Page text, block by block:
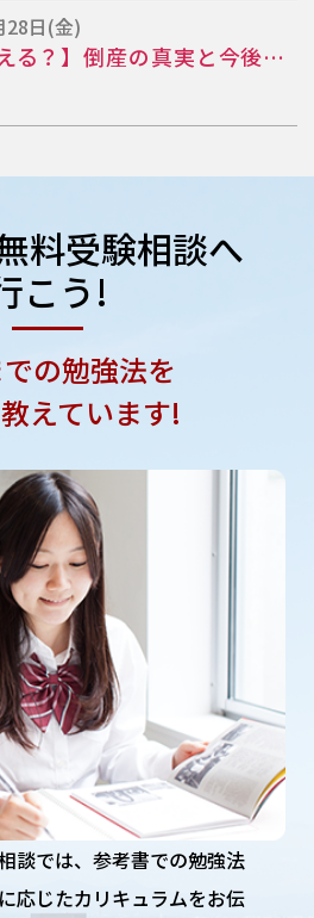
28日(金)
る？】倒産の真実と今後…
料受験相談へ
こう!
の勉強法を
えています!
談では、参考書での勉強法
応じたカリキュラムをお伝